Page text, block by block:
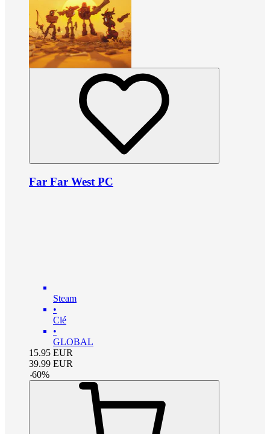
Far Far West PC
Steam
•
Clé
•
GLOBAL
15.95 EUR
39.99 EUR
-60%